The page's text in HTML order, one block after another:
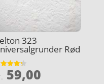
323
Rød
59,00